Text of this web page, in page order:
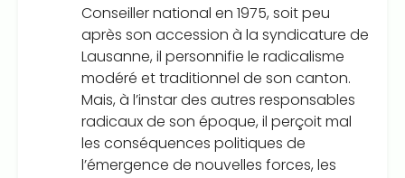
Conseiller national en 1975, soit peu
après son accession à la syndicature de
Lausanne, il personnifie le radicalisme
modéré et traditionnel de son canton.
Mais, à l’instar des autres responsables
radicaux de son époque, il perçoit mal
les conséquences politiques de
l’émergence de nouvelles forces, les